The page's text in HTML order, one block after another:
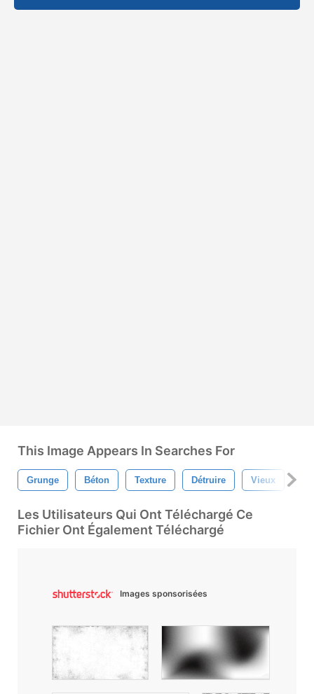
This Image Appears In Searches For
Grunge Béton Texture Détruire Vieux
Les Utilisateurs Qui Ont Téléchargé Ce
Fichier Ont Également Téléchargé
Images sponsorisées